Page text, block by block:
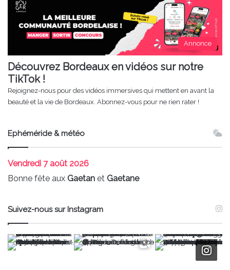
Annonce
Découvrez Bordeaux en vidéos sur notre
TikTok !
Rejoignez-nous pour des vidéos immersives qui mettent en avant la
beauté et la vie de Bordeaux. Abonnez-vous pour ne rien rater !
Ephéméride & météo
Vendredi 7 août 2026
Bonne fête aux Gaetan et Gaetane
Suivez-nous sur Instagram